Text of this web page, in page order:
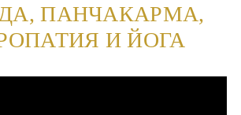
ПАНЧАКАРМА,
И ЙОГА